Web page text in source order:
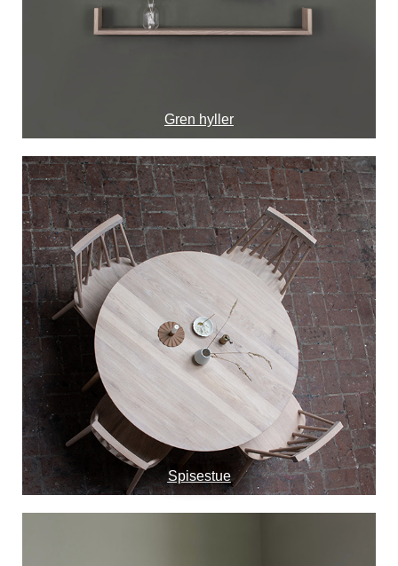
Gren hyller
Spisestue